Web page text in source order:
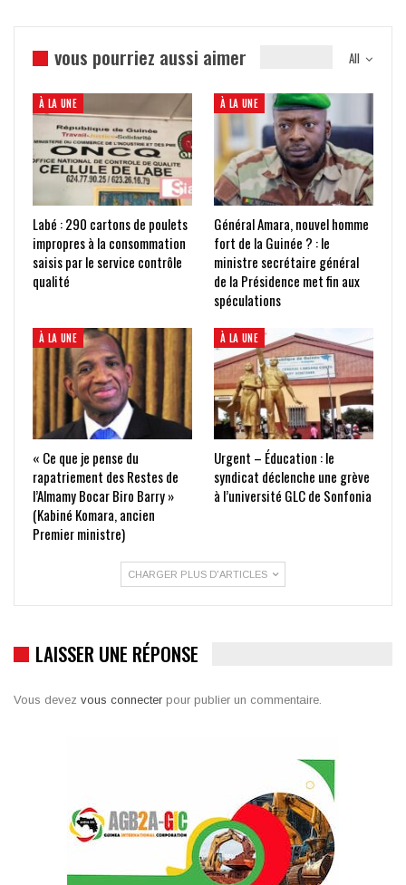
All
vous pourriez aussi aimer
À LA UNE
Labé : 290 cartons de poulets
impropres à la consommation
saisis par le service contrôle
qualité
À LA UNE
Général Amara, nouvel homme
fort de la Guinée ? : le
ministre secrétaire général
de la Présidence met fin aux
spéculations
À LA UNE
« Ce que je pense du
rapatriement des Restes de
l’Almamy Bocar Biro Barry »
(Kabiné Komara, ancien
Premier ministre)
À LA UNE
Urgent – Éducation : le
syndicat déclenche une grève
à l’université GLC de Sonfonia
CHARGER PLUS D'ARTICLES
LAISSER UNE RÉPONSE
Vous devez vous connecter pour publier un commentaire.